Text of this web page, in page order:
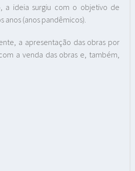
a ideia surgiu com o objetivo de
anos (anos pandêmicos).
a apresentação das obras por
a venda das obras e, também,